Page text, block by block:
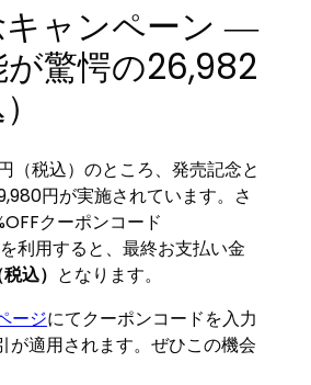
キャンペーン ―
が驚愕の26,982
（税込）のところ、発売記念と
円が実施されています。さ
クーポンコード
を利用すると、最終お支払い金
込） となります。
ージにてクーポンコードを入力
が適用されます。ぜひこの機会